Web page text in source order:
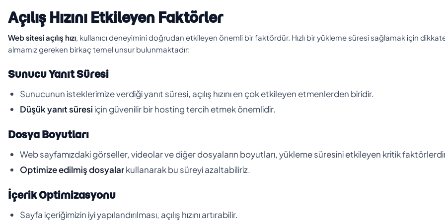
Açılış Hızını Etkileyen Faktörler
Web sitesi açılış hızı , kullanıcı deneyimini doğrudan etkileyen önemli bir faktördür. Hızlı bir yükleme süresi sağlamak için
almamız gereken birkaç temel unsur bulunmaktadır:
Sunucu Yanıt Süresi
Sunucunun isteklerimize verdiği yanıt süresi, açılış hızını en çok etkileyen etmenlerden biridir.
Düşük yanıt süresiiçin güvenilir bir hosting tercih etmek önemlidir.
Dosya Boyutları
Web sayfamızdaki görseller, videolar ve diğer dosyaların boyutları, yükleme süresini etkileyen kritik
Optimize edilmiş dosyalarkullanarak bu süreyi azaltabiliriz.
İçerik Optimizasyonu
Sayfa içeriğimizin iyi yapılandırılması, açılış hızını artırabilir.